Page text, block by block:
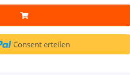
Consent erteilen